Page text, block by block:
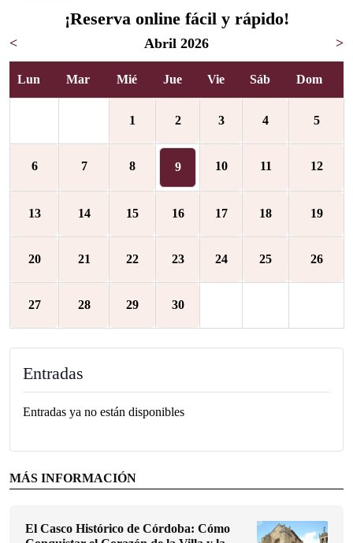
¡Reserva online fácil y rápido!
< Abril 2026 >
Lun Mar Mié Jue Vie Sáb Dom
1 2 3 4 5
6 7 8 9 10 11 12
13 14 15 16 17 18 19
20 21 22 23 24 25 26
27 28 29 30
Entradas
Entradas ya no están disponibles
MÁS INFORMACIÓN
El Casco Histórico de Córdoba: Cómo